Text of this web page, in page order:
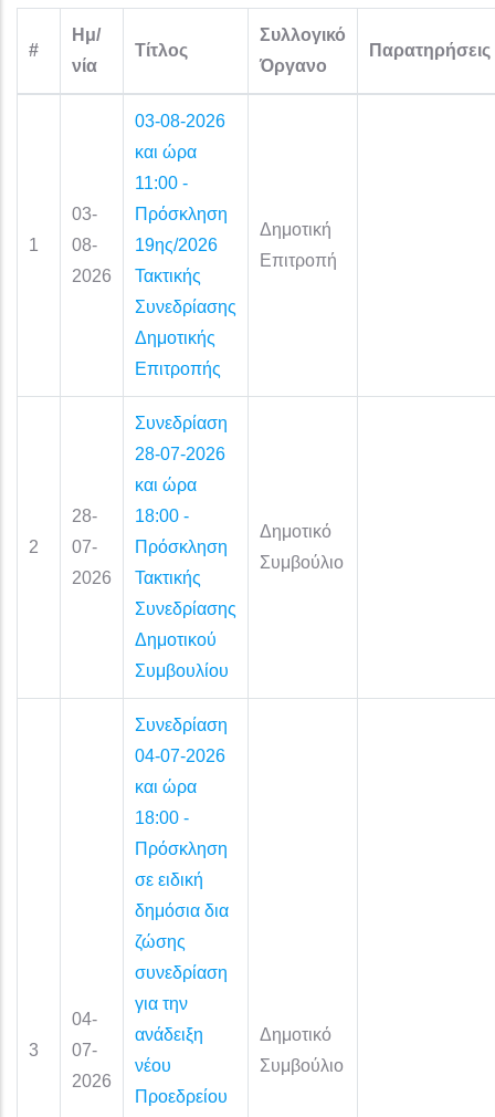
#
Ημ/
νία
Τίτλος
Συλλογικό
Όργανο
Παρατηρήσεις
1
03-
08-
2026
03-08-2026
και ώρα
11:00 -
Πρόσκληση
19ης/2026
Τακτικής
Συνεδρίασης
Δημοτικής
Επιτροπής
Δημοτική
Επιτροπή
2
28-
07-
2026
Συνεδρίαση
28-07-2026
και ώρα
18:00 -
Πρόσκληση
Τακτικής
Συνεδρίασης
Δημοτικού
Συμβουλίου
Δημοτικό
Συμβούλιο
3
04-
07-
2026
Συνεδρίαση
04-07-2026
και ώρα
18:00 -
Πρόσκληση
σε ειδική
δημόσια δια
ζώσης
συνεδρίαση
για την
ανάδειξη
νέου
Προεδρείου
Δημοτικό
Συμβούλιο